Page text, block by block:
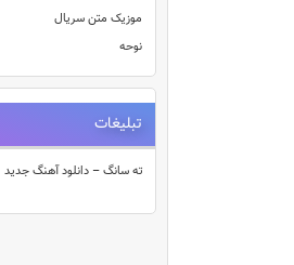
موزیک متن سریال
نوحه
تبلیغات
ته سانگ – دانلود آهنگ جدید